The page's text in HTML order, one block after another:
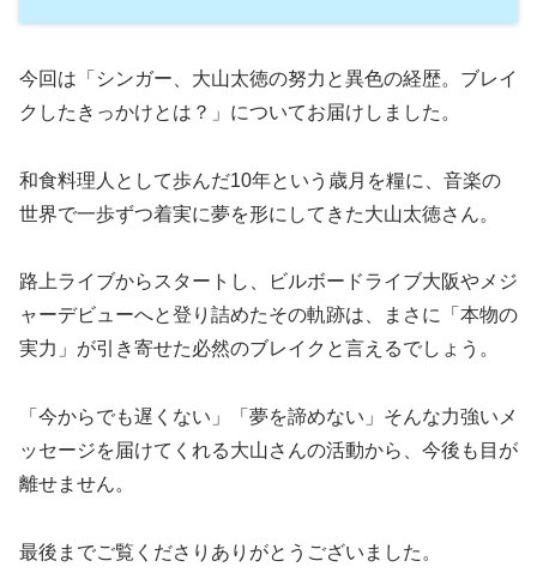
今回は「シンガー、大山太徳の努力と異色の経歴。ブレイ
クしたきっかけとは？」についてお届けしました。
和食料理人として歩んだ10年という歳月を糧に、音楽の
世界で一歩ずつ着実に夢を形にしてきた大山太徳さん。
路上ライブからスタートし、ビルボードライブ大阪やメジ
ャーデビューへと登り詰めたその軌跡は、まさに「本物の
実力」が引き寄せた必然のブレイクと言えるでしょう。
「今からでも遅くない」「夢を諦めない」そんな力強いメ
ッセージを届けてくれる大山さんの活動から、今後も目が
離せません。
最後までご覧くださりありがとうございました。